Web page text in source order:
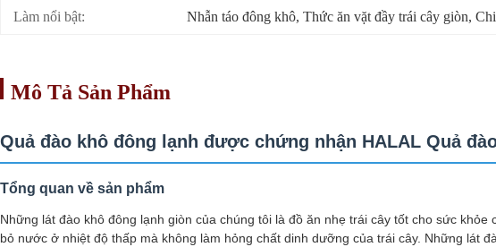
Làm nổi bật: Nhẫn táo đông khô, Thức ăn vặt đầy trái cây giòn,
Mô Tả Sản Phẩm
Quả đào khô đông lạnh được chứng nhận HALAL Quả
Tổng quan về sản phẩm
Những lát đào khô đông lạnh giòn của chúng tôi là đồ ăn nhẹ trái cây tốt cho sức
bỏ nước ở nhiệt độ thấp mà không làm hỏng chất dinh dưỡng của trái cây. Những lát